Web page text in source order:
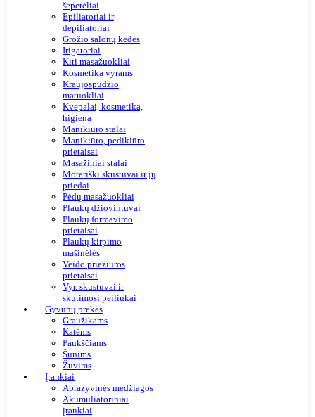
šepetėliai
Epiliatoriai ir
depiliatoriai
Grožio salonų kėdės
Irigatoriai
Kiti masažuokliai
Kosmetika vyrams
Kraujospūdžio
matuokliai
Kvepalai, kosmetika,
higiena
Manikiūro stalai
Manikiūro, pedikiūro
prietaisai
Masažiniai stalai
Moteriški skustuvai ir jų
priedai
Pėdų masažuokliai
Plaukų džiovintuvai
Plaukų formavimo
prietaisai
Plaukų kirpimo
mašinėlės
Veido priežiūros
prietaisai
Vyr. skustuvai ir
skutimosi peiliukai
Gyvūnų prekės
Graužikams
Katėms
Paukščiams
Šunims
Žuvims
Įrankiai
Abrazyvinės medžiagos
Akumuliatoriniai
įrankiai